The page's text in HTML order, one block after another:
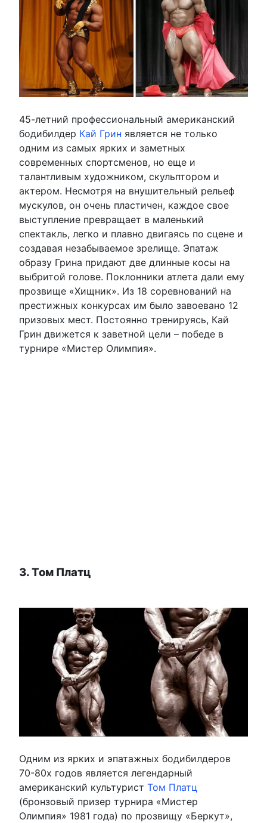
45-летний профессиональный американский
бодибилдер Кай Грин является не только
одним из самых ярких и заметных
современных спортсменов, но еще и
талантливым художником, скульптором и
актером. Несмотря на внушительный рельеф
мускулов, он очень пластичен, каждое свое
выступление превращает в маленький
спектакль, легко и плавно двигаясь по сцене и
создавая незабываемое зрелище. Эпатаж
образу Грина придают две длинные косы на
выбритой голове. Поклонники атлета дали ему
прозвище «Хищник». Из 18 соревнований на
престижных конкурсах им было завоевано 12
призовых мест. Постоянно тренируясь, Кай
Грин движется к заветной цели – победе в
турнире «Мистер Олимпия».
3. Том Платц
Одним из ярких и эпатажных бодибилдеров
70-80х годов является легендарный
американский культурист Том Платц
(бронзовый призер турнира «Мистер
Олимпия» 1981 года) по прозвищу «Беркут»,